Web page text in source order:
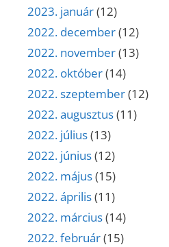
2023. január(12)
2022. december(12)
2022. november(13)
2022. október(14)
2022. szeptember(12)
2022. augusztus(11)
2022. július(13)
2022. június(12)
2022. május(15)
2022. április(11)
2022. március(14)
2022. február(15)